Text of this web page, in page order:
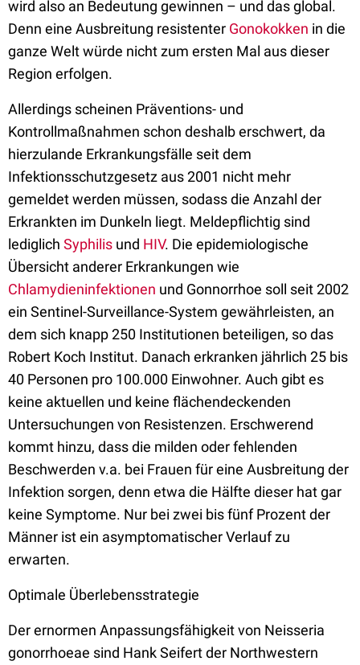
wird also an Bedeutung gewinnen – und das global.
Denn eine Ausbreitung resistenter Gonokokken in die
ganze Welt würde nicht zum ersten Mal aus dieser
Region erfolgen.
Allerdings scheinen Präventions- und
Kontrollmaßnahmen schon deshalb erschwert, da
hierzulande Erkrankungsfälle seit dem
Infektionsschutzgesetz aus 2001 nicht mehr
gemeldet werden müssen, sodass die Anzahl der
Erkrankten im Dunkeln liegt. Meldepflichtig sind
lediglich Syphilis und HIV. Die epidemiologische
Übersicht anderer Erkrankungen wie
Chlamydieninfektionen und Gonnorrhoe soll seit 2002
ein Sentinel-Surveillance-System gewährleisten, an
dem sich knapp 250 Institutionen beteiligen, so das
Robert Koch Institut. Danach erkranken jährlich 25 bis
40 Personen pro 100.000 Einwohner. Auch gibt es
keine aktuellen und keine flächendeckenden
Untersuchungen von Resistenzen. Erschwerend
kommt hinzu, dass die milden oder fehlenden
Beschwerden v.a. bei Frauen für eine Ausbreitung der
Infektion sorgen, denn etwa die Hälfte dieser hat gar
keine Symptome. Nur bei zwei bis fünf Prozent der
Männer ist ein asymptomatischer Verlauf zu
erwarten.
Optimale Überlebensstrategie
Der ernormen Anpassungsfähigkeit von Neisseria
gonorrhoeae sind Hank Seifert der Northwestern